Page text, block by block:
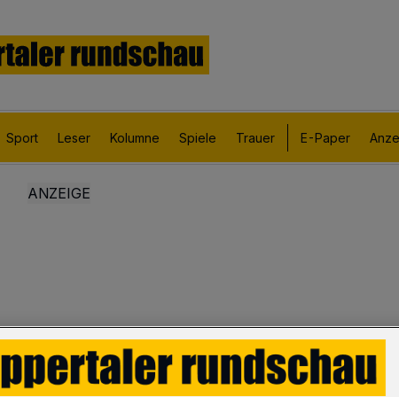
Sport Leser Kolumne Spiele Trauer E-Paper